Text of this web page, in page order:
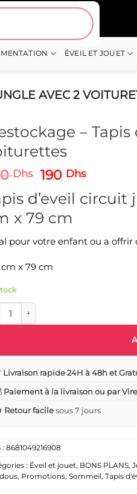
ÉVEIL ET JOUET
AVEC 2
–
Dhs
Le
initial
était :
650 Dhs.
190 DhsLe
actuel
d’eveil
x 79 cm
pour votre enfant ou a offrir
cm x 79 cm
de Destockage - Tapis
Livraison rapide 24H à 48h et
Paiement à la livraison ou par
Retour facilesous 7 jours
: 8681049216908
: Éveil et jouet, BONS PLANS,
, Promotions, Sommeil , Tapis